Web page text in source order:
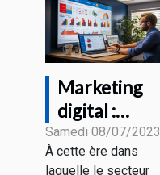
Marketing
digital :
comment
accroître sa
Samedi 08/07/2023
À cette ère dans
laquelle le secteur